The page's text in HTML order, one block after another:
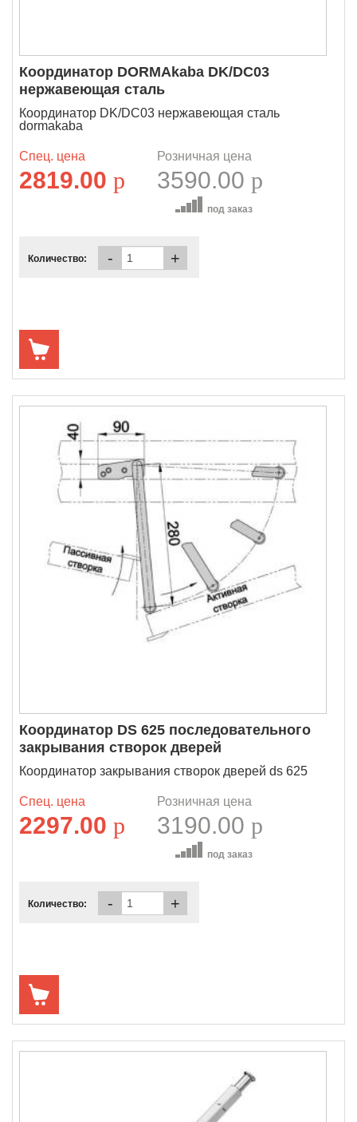
Координатор DORMAkaba DK/DC03
нержавеющая сталь
Координатор DK/DC03 нержавеющая сталь
dormakaba
Спец. цена
2819.00 p
Розничная цена
3590.00 p
под заказ
Количество: - +
Координатор DS 625 последовательного
закрывания створок дверей
Координатор закрывания створок дверей ds 625
Спец. цена
2297.00 p
Розничная цена
3190.00 p
под заказ
Количество: - +